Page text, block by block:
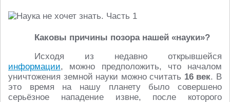
Каковы причины позора нашей «науки»?
Исходя из недавно открывшейся
информации, можно предположить, что началом
уничтожения земной науки можно считать 16 век. В
это время на нашу планету было совершено
серьёзное нападение извне, после которого